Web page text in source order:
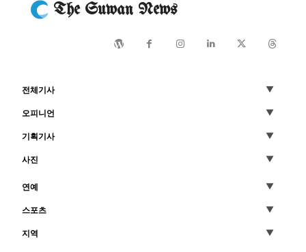
The Suwan News
전체기사
오피니언
기획기사
사진
연예
스포츠
지역